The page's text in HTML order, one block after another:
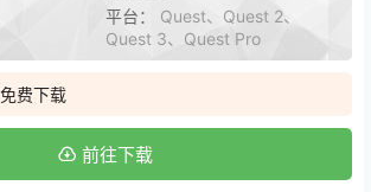
平台： Quest、Quest 2、
Quest 3、Quest Pro
费下载
前往下载